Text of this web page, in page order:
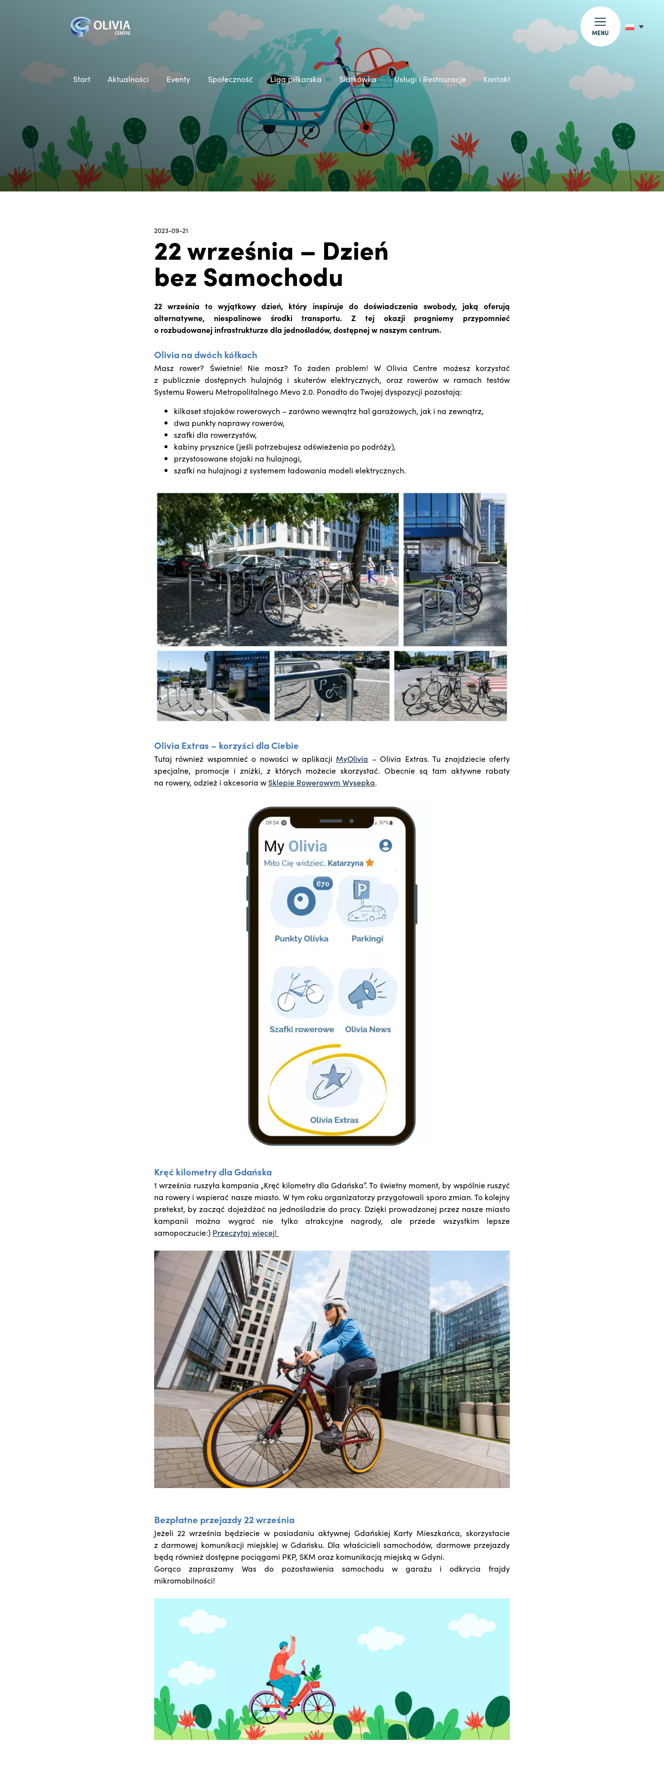
MENU
Start Aktualności Eventy Społeczność Liga piłkarska Siatkówka Usługi i Restauracje Kontakt
2023-09-21
22 września – Dzień
bez Samochodu
22 września to wyjątkowy dzień, który inspiruje do doświadczenia swobody, jaką oferują
alternatywne, niespalinowe środki transportu. Z tej okazji pragniemy przypomnieć
o rozbudowanej infrastrukturze dla jednośladów, dostępnej w naszym centrum.
Olivia na dwóch kółkach
Masz rower? Świetnie! Nie masz? To żaden problem! W Olivia Centre możesz korzystać
z publicznie dostępnych hulajnóg i skuterów elektrycznych, oraz rowerów w ramach testów
Systemu Roweru Metropolitalnego Mevo 2.0. Ponadto do Twojej dyspozycji pozostają:
kilkaset stojaków rowerowych – zarówno wewnątrz hal garażowych, jak i na zewnątrz,
dwa punkty naprawy rowerów,
szafki dla rowerzystów,
kabiny prysznice (jeśli potrzebujesz odświeżenia po podróży),
przystosowane stojaki na hulajnogi,
szafki na hulajnogi z systemem ładowania modeli elektrycznych.
Olivia Extras – korzyści dla Ciebie
Tutaj również wspomnieć o nowości w aplikacji MyOlivia – Olivia Extras. Tu znajdziecie oferty
specjalne, promocje i zniżki, z których możecie skorzystać. Obecnie są tam aktywne rabaty
na rowery, odzież i akcesoria w Sklepie Rowerowym Wysepka.
Kręć kilometry dla Gdańska
1 września ruszyła kampania „Kręć kilometry dla Gdańska”. To świetny moment, by wspólnie ruszyć
na rowery i wspierać nasze miasto. W tym roku organizatorzy przygotowali sporo zmian. To kolejny
pretekst, by zacząć dojeżdżać na jednośladzie do pracy. Dzięki prowadzonej przez nasze miasto
kampanii można wygrać nie tylko atrakcyjne nagrody, ale przede wszystkim lepsze
samopoczucie:) Przeczytaj więcej!
Bezpłatne przejazdy 22 września
Jeżeli 22 września będziecie w posiadaniu aktywnej Gdańskiej Karty Mieszkańca, skorzystacie
z darmowej komunikacji miejskiej w Gdańsku. Dla właścicieli samochodów, darmowe przejazdy
będą również dostępne pociągami PKP, SKM oraz komunikacją miejską w Gdyni.
Gorąco zapraszamy Was do pozostawienia samochodu w garażu i odkrycia frajdy
mikromobilności!